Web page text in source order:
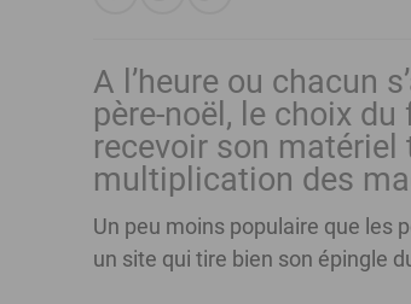
A l’heure ou chacun
père-noël, le choix
recevoir son matériel
multiplication des
Un peu moins populaire que les
un site qui tire bien son épingle